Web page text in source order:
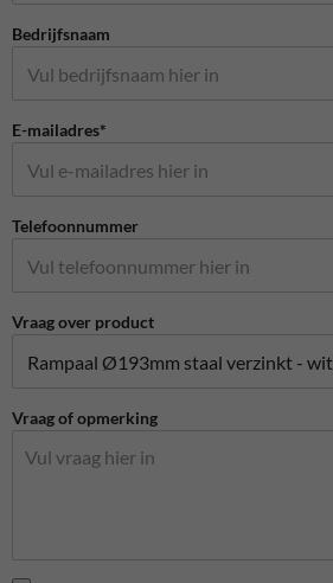
Bedrijfsnaam
E-mailadres*
Telefoonnummer
Vraag over product
Vraag of opmerking